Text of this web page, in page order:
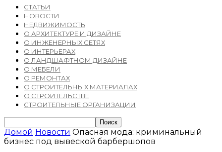
СТАТЬИ
НОВОСТИ
НЕДВИЖИМОСТЬ
О АРХИТЕКТУРЕ И ДИЗАЙНЕ
О ИНЖЕНЕРНЫХ СЕТЯХ
О ИНТЕРЬЕРАХ
О ЛАНДШАФТНОМ ДИЗАЙНЕ
О МЕБЕЛИ
О РЕМОНТАХ
О СТРОИТЕЛЬНЫХ МАТЕРИАЛАХ
О СТРОИТЕЛЬСТВЕ
СТРОИТЕЛЬНЫЕ ОРГАНИЗАЦИИ
Домой Новости Опасная мода: криминальный
бизнес под вывеской барбершопов